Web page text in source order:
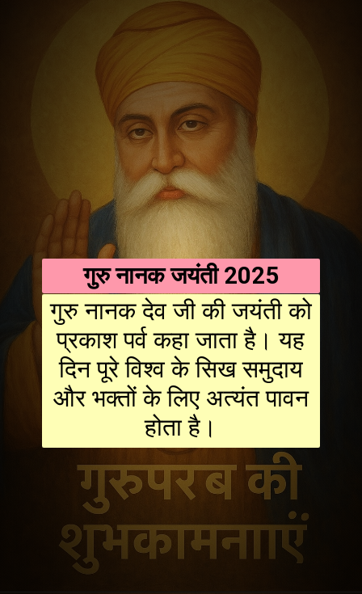
गुरु नानक जयंती 2025
गुरु नानक देव जी की जयंती को
प्रकाश पर्व कहा जाता है। यह
दिन पूरे विश्व के सिख समुदाय
और भक्तों के लिए अत्यंत पावन
होता है।